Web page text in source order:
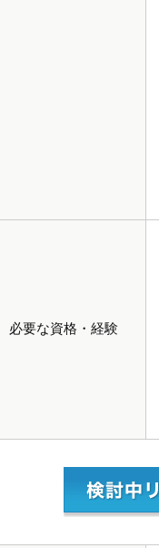
必要な資格・経験